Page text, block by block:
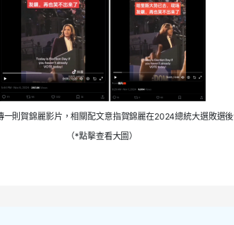
一則賀錦麗影片，相關配文意指賀錦麗在2024總統大選敗選後
（*點擊查看大圖）